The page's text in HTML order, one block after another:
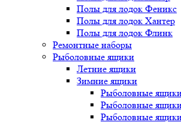
Полы для лодок Феникс
Полы для лодок Хантер
Полы для лодок Флинк
Ремонтные наборы
Рыболовные ящики
Летние ящики
Зимние ящики
Рыболовные
Рыболовные
Рыболовные